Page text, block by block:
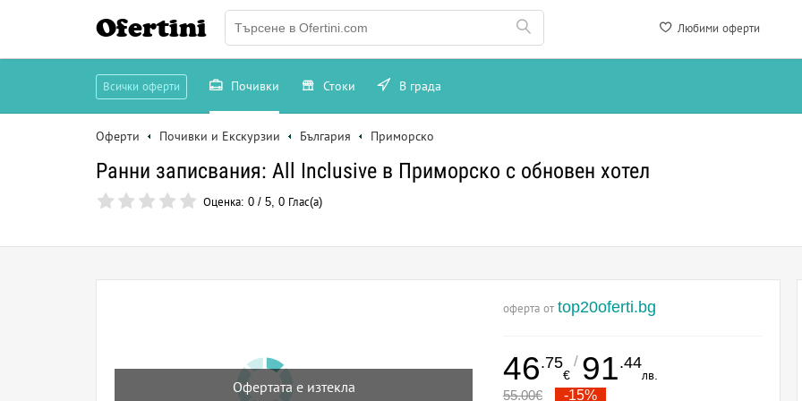
Любими оферти
Ofertini
Всички оферти Почивки Стоки В града
Оферти Почивки и Екскурзии България Приморско
Ранни записвания: All Inclusive в Приморско с обновен хотел
Оценка: 0 / 5, 0 Глас(а)
Офертата е изтекла
оферта от top20oferti.bg
46.75
€
/ 91.44
лв.
55.00€ -15%